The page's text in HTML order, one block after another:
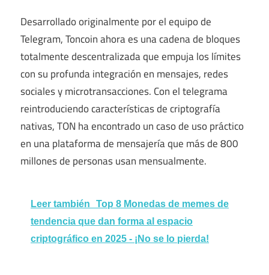
Desarrollado originalmente por el equipo de
Telegram, Toncoin ahora es una cadena de bloques
totalmente descentralizada que empuja los límites
con su profunda integración en mensajes, redes
sociales y microtransacciones. Con el telegrama
reintroduciendo características de criptografía
nativas, TON ha encontrado un caso de uso práctico
en una plataforma de mensajería que más de 800
millones de personas usan mensualmente.
Leer también
Top 8 Monedas de memes de
tendencia que dan forma al espacio
criptográfico en 2025 - ¡No se lo pierda!